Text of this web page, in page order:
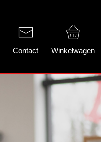
Contact Winkelwagen